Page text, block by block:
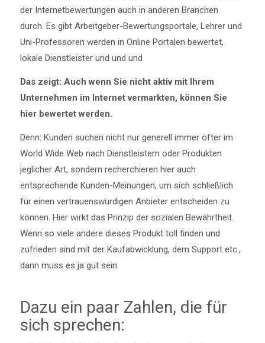
der Internetbewertungen auch in anderen Branchen
durch. Es gibt Arbeitgeber-Bewertungsportale, Lehrer und
Uni-Professoren werden in Online Portalen bewertet,
lokale Dienstleister und und und
Das zeigt: Auch wenn Sie nicht aktiv mit Ihrem
Unternehmen im Internet vermarkten, können Sie
hier bewertet werden.
Denn: Kunden suchen nicht nur generell immer öfter im
World Wide Web nach Dienstleistern oder Produkten
jeglicher Art, sondern recherchieren hier auch
entsprechende Kunden-Meinungen, um sich schließlich
für einen vertrauenswürdigen Anbieter entscheiden zu
können. Hier wirkt das Prinzip der sozialen Bewährtheit.
Wenn so viele andere dieses Produkt toll finden und
zufrieden sind mit der Kaufabwicklung, dem Support etc.,
dann muss es ja gut sein.
Dazu ein paar Zahlen, die für
sich sprechen: